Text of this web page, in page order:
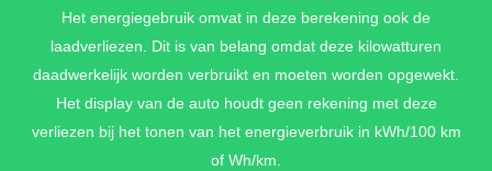
€ 990,-
€ 990,-
RACE BLUE METALLIC
Het energiegebruik omvat in deze berekening ook de
laadverliezen. Dit is van belang omdat deze kilowatturen
daadwerkelijk worden verbruikt en moeten worden opgewekt.
Het display van de auto houdt geen rekening met deze
verliezen bij het tonen van het energieverbruik in kWh/100 km
of Wh/km.